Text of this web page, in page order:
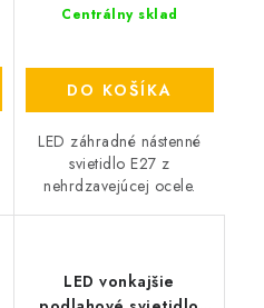
Centrálny sklad
DO KOŠÍKA
LED záhradné nástenné
svietidlo E27 z
nehrdzavejúcej ocele.
LED vonkajšie